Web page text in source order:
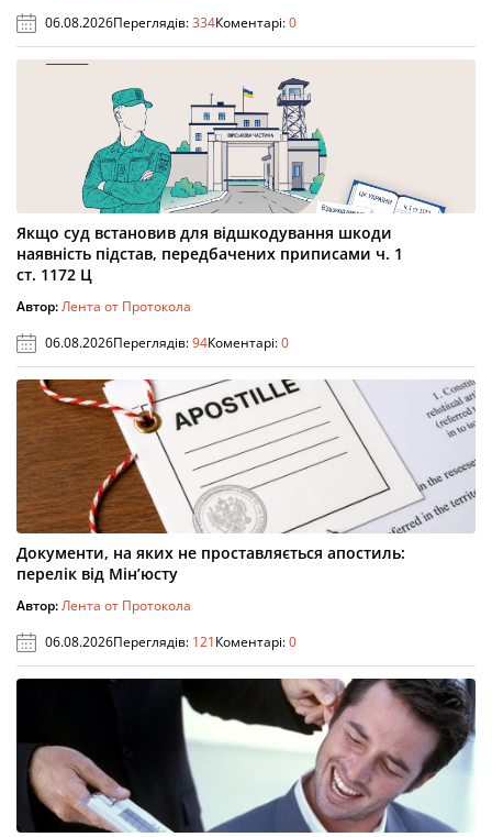
06.08.2026Переглядів:334Коментарі:0
Якщо суд встановив для відшкодування шкоди
наявність підстав, передбачених приписами ч. 1
ст. 1172 Ц
Автор:Лента от Протокола
06.08.2026Переглядів:94Коментарі:0
Документи, на яких не проставляється апостиль:
перелік від Мін’юсту
Автор:Лента от Протокола
06.08.2026Переглядів: 121Коментарі:0